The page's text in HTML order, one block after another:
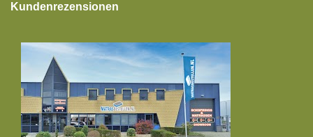
Kundenrezensionen